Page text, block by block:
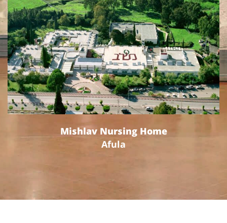
Mishlav Nursing Home
Afula
צפה
בפרויקט